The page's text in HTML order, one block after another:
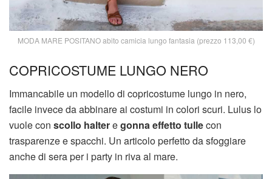
MODA MARE POSITANO abito camicia lungo fantasia (prezzo 113,00 €)
COPRICOSTUME LUNGO NERO
Immancabile un modello di copricostume lungo in nero,
facile invece da abbinare ai costumi in colori scuri. Lulus lo
vuole con scollo halteregonna effetto tullecon
trasparenze e spacchi. Un articolo perfetto da sfoggiare
anche di sera per i party in riva al mare.